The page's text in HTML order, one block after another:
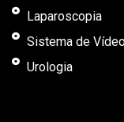
Laparoscopia
Sistema de
Urologia